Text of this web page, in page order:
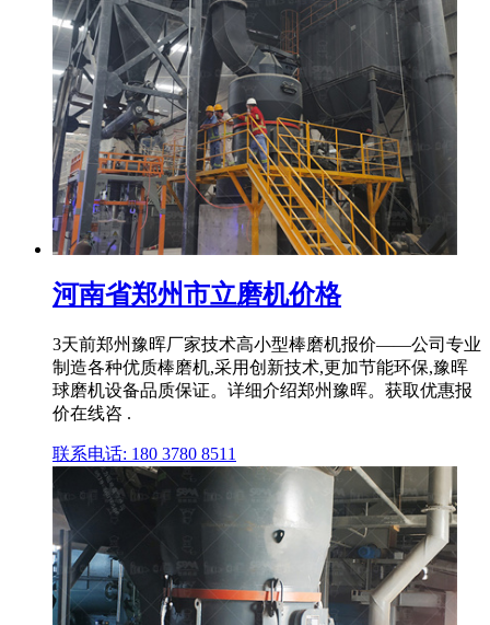
河南省郑州市立磨机价格
3天前郑州豫晖厂家技术高小型棒磨机报价——公司专业
制造各种优质棒磨机,采用创新技术,更加节能环保,豫晖
球磨机设备品质保证。详细介绍郑州豫晖。获取优惠报
价在线咨 .
联系电话: 180 3780 8511